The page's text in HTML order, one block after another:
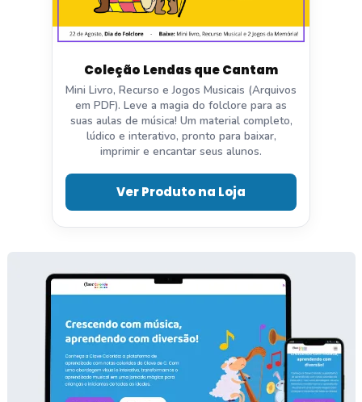
Coleção Lendas que Cantam
Mini Livro, Recurso e Jogos Musicais (Arquivos
em PDF). Leve a magia do folclore para as
suas aulas de música! Um material completo,
lúdico e interativo, pronto para baixar,
imprimir e encantar seus alunos.
Ver Produto na Loja